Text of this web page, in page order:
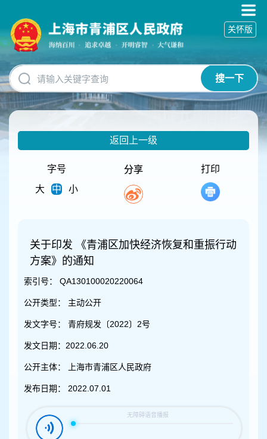
碍
操
明
跳
转
到
网
搜一下
关怀版
返回上一级
字号
大
中 小
分享 打印
关于印发 《青浦区加快经济恢复和重振行动
方案》的通知
索引号： QA130100020220064
公开类型： 主动公开
发文字号： 青府规发〔2022〕2号
发文日期： 2022.06.20
公开主体： 上海市青浦区人民政府
发布日期： 2022.07.01